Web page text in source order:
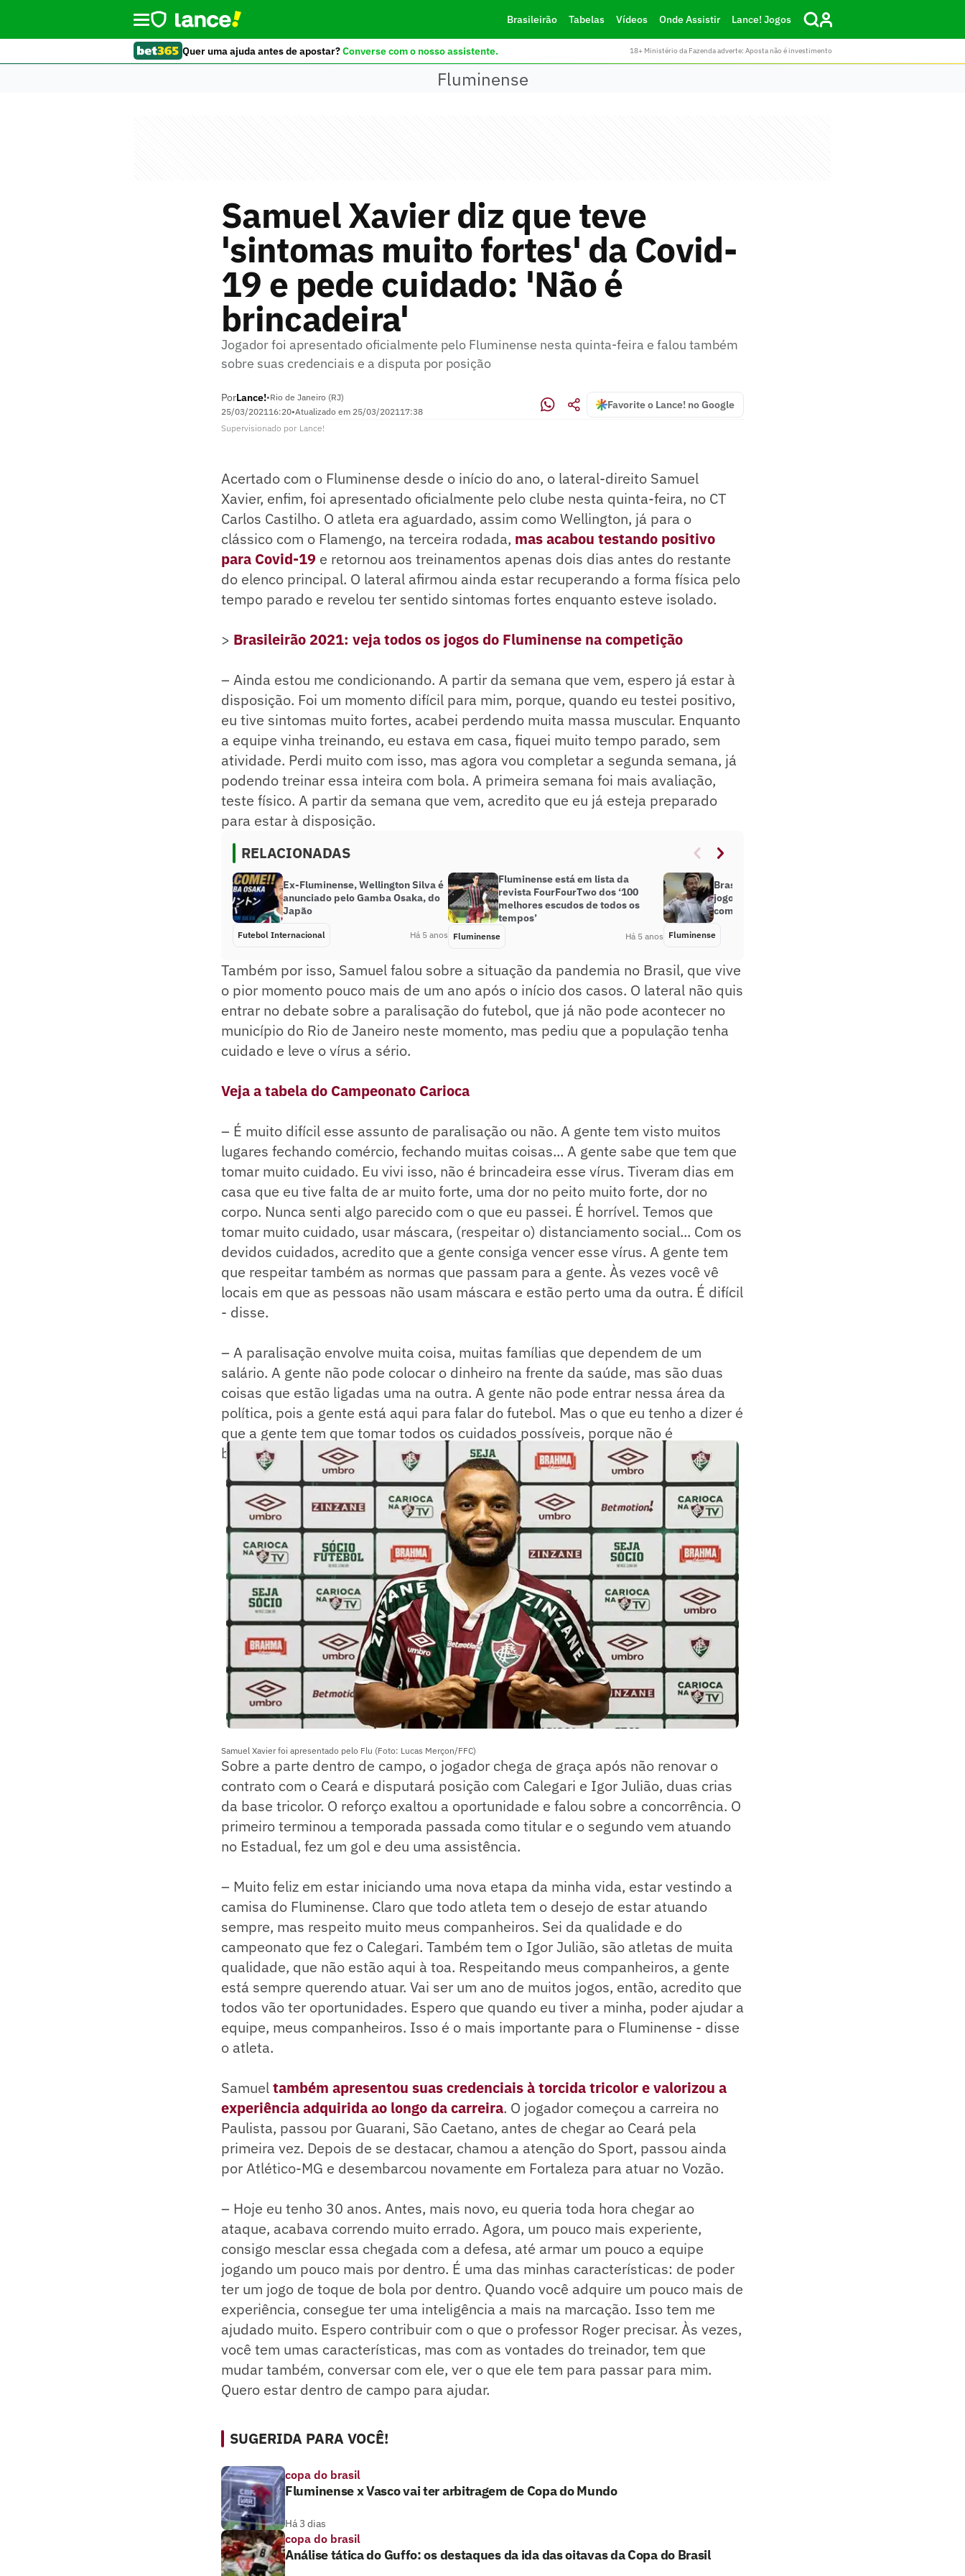
Brasileirão Tabelas Vídeos Onde Assistir Lance! Jogos
Quer uma ajuda antes de apostar?Converse com o nosso assistente. 18+ Ministério da Fazenda adverte: Aposta não é investimento
Fluminense
Samuel Xavier diz que teve
'sintomas muito fortes' da Covid-
19 e pede cuidado: 'Não é
brincadeira'
Jogador foi apresentado oficialmente pelo Fluminense nesta quinta-feira e falou também
sobre suas credenciais e a disputa por posição
PorLance!•Rio de Janeiro (RJ)
25/03/202116:20•Atualizado em 25/03/202117:38
Favorite o Lance! no Google
Supervisionado por Lance!
Acertado com o Fluminense desde o início do ano, o lateral-direito Samuel
Xavier, enfim, foi apresentado oficialmente pelo clube nesta quinta-feira, no CT
Carlos Castilho. O atleta era aguardado, assim como Wellington, já para o
clássico com o Flamengo, na terceira rodada, mas acabou testando positivo
para Covid-19 e retornou aos treinamentos apenas dois dias antes do restante
do elenco principal. O lateral afirmou ainda estar recuperando a forma física pelo
tempo parado e revelou ter sentido sintomas fortes enquanto esteve isolado.
> Brasileirão 2021: veja todos os jogos do Fluminense na competição
– Ainda estou me condicionando. A partir da semana que vem, espero já estar à
disposição. Foi um momento difícil para mim, porque, quando eu testei positivo,
eu tive sintomas muito fortes, acabei perdendo muita massa muscular. Enquanto
a equipe vinha treinando, eu estava em casa, fiquei muito tempo parado, sem
atividade. Perdi muito com isso, mas agora vou completar a segunda semana, já
podendo treinar essa inteira com bola. A primeira semana foi mais avaliação,
teste físico. A partir da semana que vem, acredito que eu já esteja preparado
para estar à disposição.
RELACIONADAS
Ex-Fluminense, Wellington Silva é
anunciado pelo Gamba Osaka, do
Japão
Futebol Internacional Há 5 anos
Fluminense está em lista da
revista FourFourTwo dos ‘100
melhores escudos de todos os
tempos’
Fluminense Há 5 anos
Brasileirão 2021: veja todos os
jogos do Fluminense na
competição
Fluminense
Também por isso, Samuel falou sobre a situação da pandemia no Brasil, que vive
o pior momento pouco mais de um ano após o início dos casos. O lateral não quis
entrar no debate sobre a paralisação do futebol, que já não pode acontecer no
município do Rio de Janeiro neste momento, mas pediu que a população tenha
cuidado e leve o vírus a sério.
Veja a tabela do Campeonato Carioca
– É muito difícil esse assunto de paralisação ou não. A gente tem visto muitos
lugares fechando comércio, fechando muitas coisas... A gente sabe que tem que
tomar muito cuidado. Eu vivi isso, não é brincadeira esse vírus. Tiveram dias em
casa que eu tive falta de ar muito forte, uma dor no peito muito forte, dor no
corpo. Nunca senti algo parecido com o que eu passei. É horrível. Temos que
tomar muito cuidado, usar máscara, (respeitar o) distanciamento social... Com os
devidos cuidados, acredito que a gente consiga vencer esse vírus. A gente tem
que respeitar também as normas que passam para a gente. Às vezes você vê
locais em que as pessoas não usam máscara e estão perto uma da outra. É difícil
- disse.
– A paralisação envolve muita coisa, muitas famílias que dependem de um
salário. A gente não pode colocar o dinheiro na frente da saúde, mas são duas
coisas que estão ligadas uma na outra. A gente não pode entrar nessa área da
política, pois a gente está aqui para falar do futebol. Mas o que eu tenho a dizer é
que a gente tem que tomar todos os cuidados possíveis, porque não é
brincadeira esse vírus - concluiu.
Samuel Xavier foi apresentado pelo Flu (Foto: Lucas Merçon/FFC)
Sobre a parte dentro de campo, o jogador chega de graça após não renovar o
contrato com o Ceará e disputará posição com Calegari e Igor Julião, duas crias
da base tricolor. O reforço exaltou a oportunidade e falou sobre a concorrência. O
primeiro terminou a temporada passada como titular e o segundo vem atuando
no Estadual, fez um gol e deu uma assistência.
– Muito feliz em estar iniciando uma nova etapa da minha vida, estar vestindo a
camisa do Fluminense. Claro que todo atleta tem o desejo de estar atuando
sempre, mas respeito muito meus companheiros. Sei da qualidade e do
campeonato que fez o Calegari. Também tem o Igor Julião, são atletas de muita
qualidade, que não estão aqui à toa. Respeitando meus companheiros, a gente
está sempre querendo atuar. Vai ser um ano de muitos jogos, então, acredito que
todos vão ter oportunidades. Espero que quando eu tiver a minha, poder ajudar a
equipe, meus companheiros. Isso é o mais importante para o Fluminense - disse
o atleta.
Samueltambém apresentou suas credenciais à torcida tricolor e valorizou a
experiência adquirida ao longo da carreira. O jogador começou a carreira no
Paulista, passou por Guarani, São Caetano, antes de chegar ao Ceará pela
primeira vez. Depois de se destacar, chamou a atenção do Sport, passou ainda
por Atlético-MG e desembarcou novamente em Fortaleza para atuar no Vozão.
– Hoje eu tenho 30 anos. Antes, mais novo, eu queria toda hora chegar ao
ataque, acabava correndo muito errado. Agora, um pouco mais experiente,
consigo mesclar essa chegada com a defesa, até armar um pouco a equipe
jogando um pouco mais por dentro. É uma das minhas características: de poder
ter um jogo de toque de bola por dentro. Quando você adquire um pouco mais de
experiência, consegue ter uma inteligência a mais na marcação. Isso tem me
ajudado muito. Espero contribuir com o que o professor Roger precisar. Às vezes,
você tem umas características, mas com as vontades do treinador, tem que
mudar também, conversar com ele, ver o que ele tem para passar para mim.
Quero estar dentro de campo para ajudar.
SUGERIDA PARA VOCÊ!
copa do brasil
Fluminense x Vasco vai ter arbitragem de Copa do Mundo
Há 3 dias
copa do brasil
Análise tática do Guffo: os destaques da ida das oitavas da Copa do Brasil